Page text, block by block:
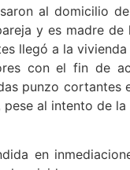
al domicilio
y es madre
llegó a la
con el fin de
punzo
al intento de
en